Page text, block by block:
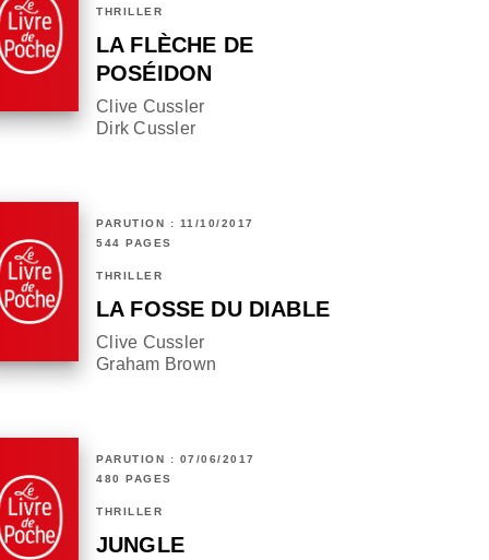
THRILLER
LA FLÈCHE DE
POSÉIDON
Clive Cussler
Dirk Cussler
PARUTION : 11/10/2017
544 PAGES
THRILLER
LA FOSSE DU DIABLE
Clive Cussler
Graham Brown
PARUTION : 07/06/2017
480 PAGES
THRILLER
JUNGLE